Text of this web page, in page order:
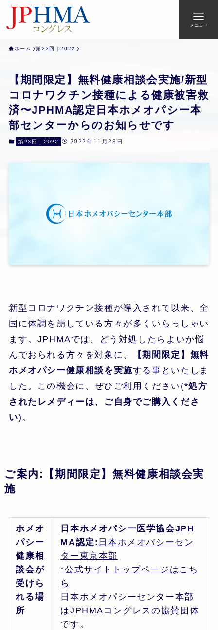
メニュー
ホーム 第23回｜2022
【期間限定】無料健康相談会実施/新型
コロナワクチン接種による健康被害救
済〜JPHMA認定日本ホメオパシー本
部センターからのお知らせです
第23回｜2022 2022年11月28日
新型コロナワクチン接種が導入されて以来、全
国に体調を崩している方々が多くいらっしゃい
ます。JPHMAでは、どう対処したらよいか悩
んでおられる方々を対象に、
【期間限定】無料
ホメオパシー健康相談を実施する事といたしま
した。この機会に、ぜひご利用ください(*処方
されたレメディーは、ご自身でご購入くださ
い)。
ご案内:【期間限定】無料健康相談会実
施
ホメオ
パシー
健康相
談会が
受けら
れる場
所
日本ホメオパシー医学協会JPH
MA認定: 日本ホメオパシーセン
ター東京本部
*公式サイトトップページはこち
ら
日本ホメオパシーセンター本部
はJPHMAコングレスの協賛団体
です。